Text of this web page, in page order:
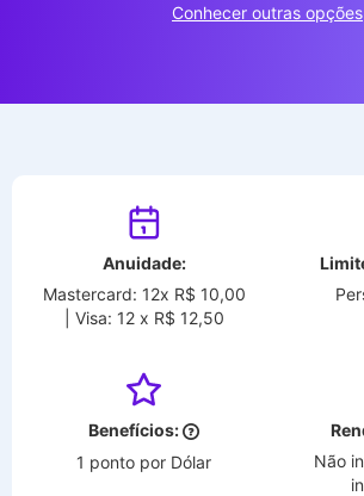
Conhecer outras opções
Anuidade:
Mastercard: 12x R$ 10,00
| Visa: 12 x R$ 12,50
Benefícios:
1 ponto por Dólar
Não